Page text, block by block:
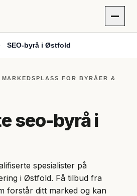
SEO-byrå i Østfold
FOR BYRÅER &
seo-byrå i
spesialister på
i Østfold. Få tilbud fra
forstår ditt marked og kan